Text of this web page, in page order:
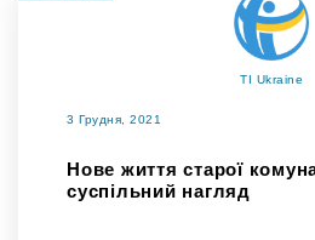
TI Ukraine
3 Грудня, 2021
Нове життя старої
суспільний нагляд